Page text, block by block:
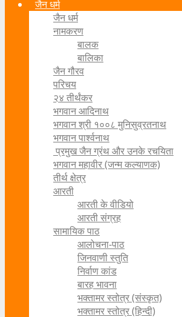
जैन धर्म
जैन धर्म
नामकरण
बालक
बालिका
जैन गौरव
परिचय
२४ तीर्थंकर
भगवान आदिनाथ
भगवान श्री १००८ मुनिसुव्रतनाथ
भगवान पार्श्वनाथ
प्रमुख जैन ग्रंथ और उनके रचयिता
भगवान महावीर (जन्म कल्याणक)
तीर्थ क्षेत्र
आरती
आरती के वीडियो
आरती संग्रह
सामायिक पाठ
आलोचना-पाठ
जिनवाणी स्तुति
निर्वाण कांड
बारह भावना
भक्तामर स्तोत्र (संस्कृत)
भक्तामर स्तोत्र (हिन्दी)